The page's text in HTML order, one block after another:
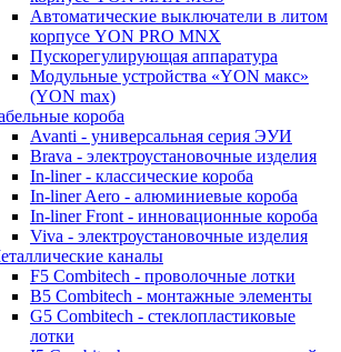
Автоматические выключатели в литом
корпусе YON PRO MNX
Пускорегулирующая аппаратура
Модульные устройства «YON макс»
(YON max)
короба
Avanti - универсальная серия ЭУИ
Brava - электроустановочные изделия
In-liner - классические короба
In-liner Aero - алюминиевые короба
In-liner Front - инновационные короба
Viva - электроустановочные изделия
каналы
F5 Combitech - проволочные лотки
B5 Combitech - монтажные элементы
G5 Combitech - стеклопластиковые
лотки